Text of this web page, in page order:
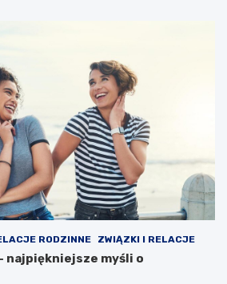
RODZINNE ZWIĄZKI I RELACJE
najpiękniejsze myśli o